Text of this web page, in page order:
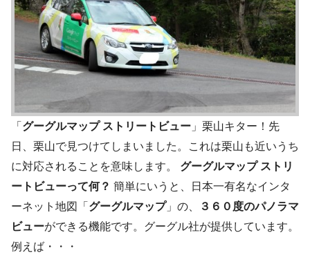
「 グーグルマップ ストリートビュー 」栗山キター！先
日、栗山で見つけてしまいました。これは栗山も近いうち
に対応されることを意味します。
グーグルマップ ストリ
ートビューって何？ 簡単にいうと、日本一有名なインタ
ーネット地図「 グーグルマップ」の、
３６０度のパノラマ
ビューができる機能です。グーグル社が提供しています。
例えば・・・